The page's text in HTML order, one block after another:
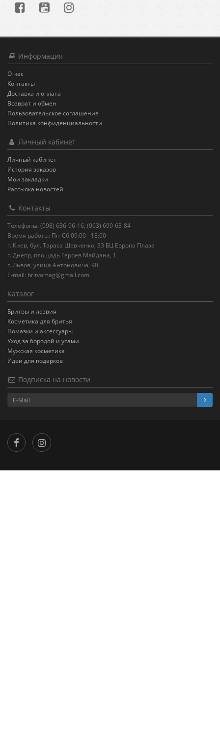
Информация
О нас
Контакты
Доставка и оплата
Возврат и обмен
Пользовательское соглашение
Политика конфиденциальности
Личный кабинет
Личный кабинет
История заказов
Мои закладки
Рассылка новостей
Контакты
Телефоны: (098) 636-96-16, (063) 699-63-84
Время работы: Пн-Сб 09:00 - 18:00
г. Киев, бул. Тараса Шевченко, 33 БЦ Европа Плаза
г. Днепр, площадь Героев Майдана, 1
г. Львов, улица Антоновича, 90
E-mail: britvamag@gmail.com
Каталог
Бритвы и лезвия
Косметика для бритья
Помазки и аксессуары
Уход за бородой и усами
Мужская косметика
Идеи для подарков
Подписка на новости